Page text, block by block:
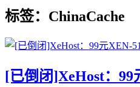
标签：ChinaCache
[已倒闭]XeHost：99